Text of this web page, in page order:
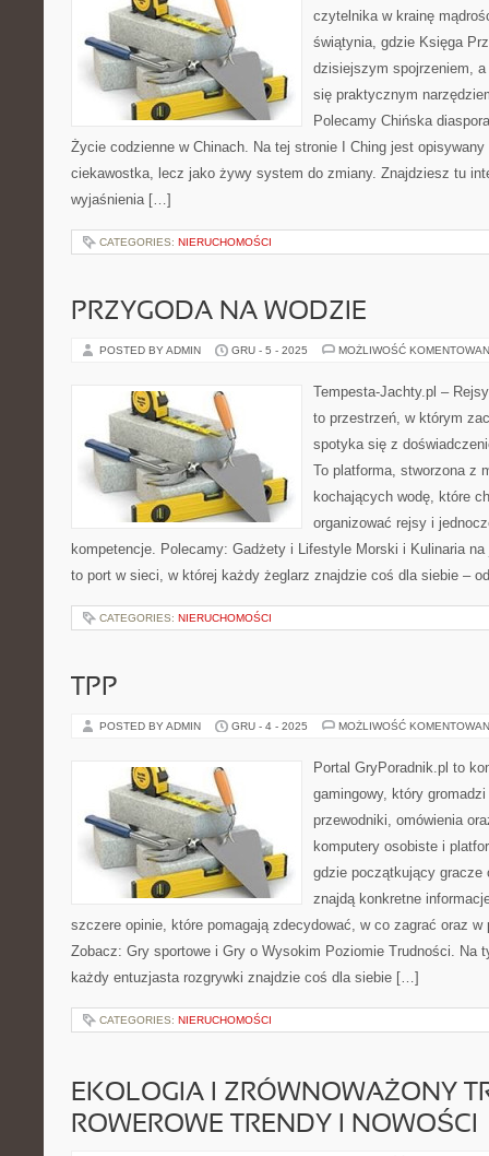
czytelnika w krainę
świątynia, gdzie Księga
dzisiejszym spojrzeniem,
się praktycznym
Polecamy Chińska
Życie codzienne w Chinach. Na tej stronie I Ching jest
ciekawostka, lecz jako żywy system do zmiany. Znajdziesz tu
wyjaśnienia […]
CATEGORIES: NIERUCHOMOŚCI
PRZYGODA NA WODZIE
POSTED BY ADMIN GRU - 5 - 2025 MOŻLIWOŚĆ
Tempesta-Jachty.pl –
to przestrzeń, w którym
spotyka się z
To platforma, stworzona z
kochających wodę, które
organizować rejsy i
kompetencje. Polecamy: Gadżety i Lifestyle Morski i Kulinaria
to port w sieci, w której każdy żeglarz znajdzie coś dla siebie –
CATEGORIES: NIERUCHOMOŚCI
TPP
POSTED BY ADMIN GRU - 4 - 2025 MOŻLIWOŚĆ
Portal GryPoradnik.pl to
gamingowy, który
przewodniki, omówienia
komputery osobiste i
gdzie początkujący gracze
znajdą konkretne
szczere opinie, które pomagają zdecydować, w co zagrać oraz w
Zobacz: Gry sportowe i Gry o Wysokim Poziomie Trudności. Na
każdy entuzjasta rozgrywki znajdzie coś dla siebie […]
CATEGORIES: NIERUCHOMOŚCI
EKOLOGIA I ZRÓWNOWAŻONY
ROWEROWE TRENDY I NOWOŚCI